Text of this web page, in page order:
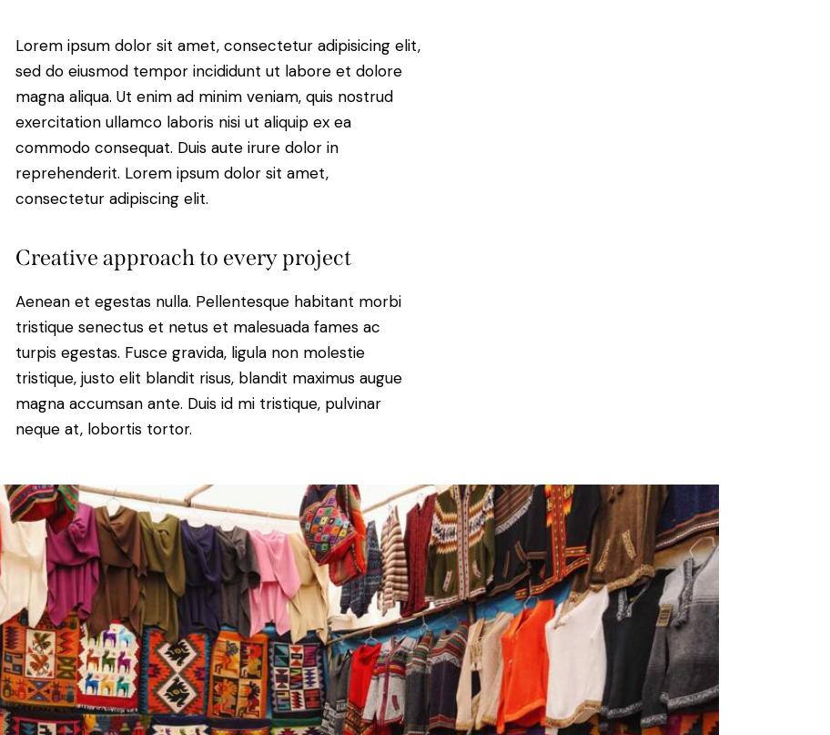
Lorem ipsum dolor sit amet, consectetur adipisicing elit,
sed do eiusmod tempor incididunt ut labore et dolore
magna aliqua. Ut enim ad minim veniam, quis nostrud
exercitation ullamco laboris nisi ut aliquip ex ea
commodo consequat. Duis aute irure dolor in
reprehenderit. Lorem ipsum dolor sit amet,
consectetur adipiscing elit.
Creative approach to every project
Aenean et egestas nulla. Pellentesque habitant morbi
tristique senectus et netus et malesuada fames ac
turpis egestas. Fusce gravida, ligula non molestie
tristique, justo elit blandit risus, blandit maximus augue
magna accumsan ante. Duis id mi tristique, pulvinar
neque at, lobortis tortor.